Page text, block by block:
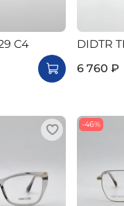
C4
DIDTR
6 760 ₽
-46%